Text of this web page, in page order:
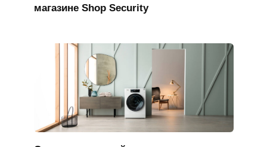
магазине Shop Security